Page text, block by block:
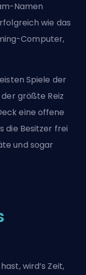
Namen
wie das
Computer,
Spiele der
größte Reiz
eine offene
die Besitzer frei
und sogar
wird’s Zeit,